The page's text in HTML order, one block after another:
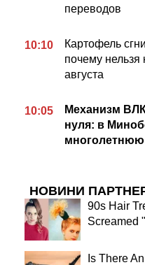
переводов
10:10
Картофель
почему нельзя
августа
10:05
Механизм
нуля: в
НОВИНИ
90s Hair
Screamed
Is There